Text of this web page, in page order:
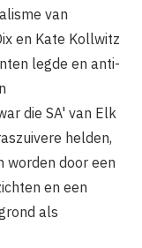
van
en Kate Kollwitz
legde en anti-
die SA' van Elk
helden,
worden door een
en een
als